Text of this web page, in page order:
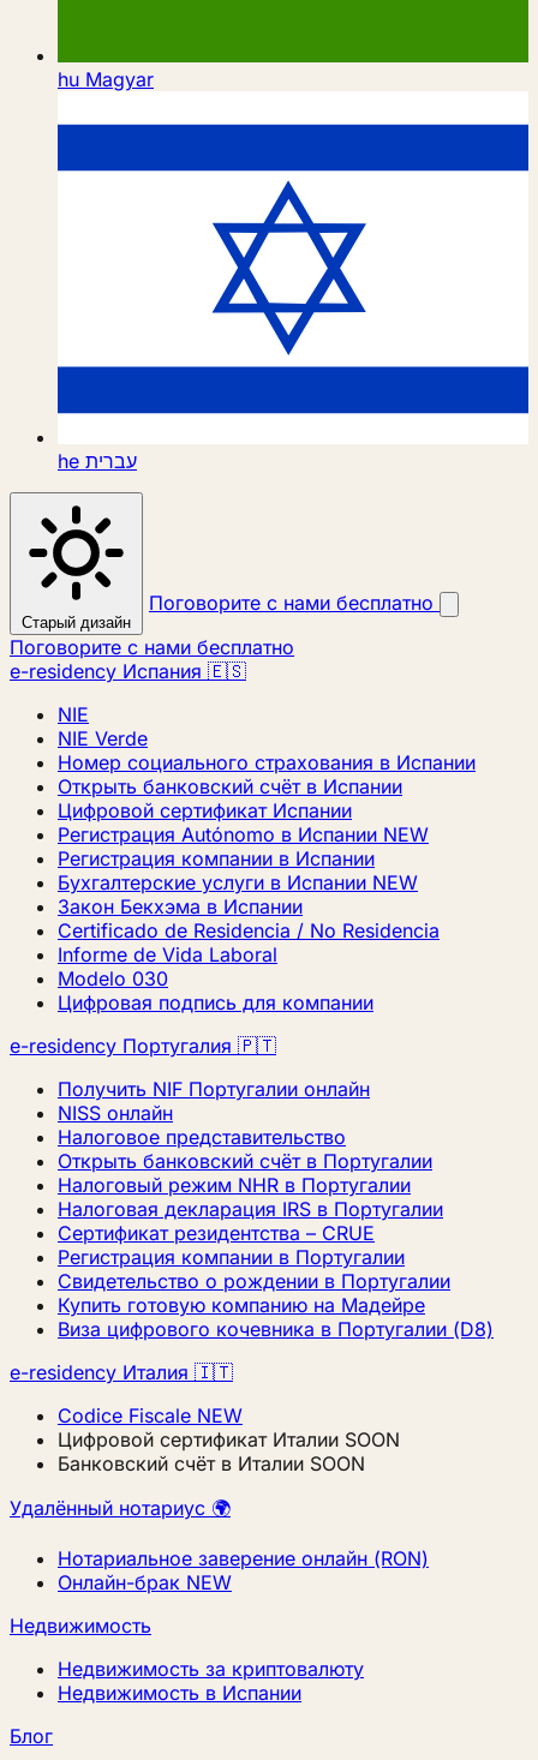
hu Magyar
he עברית
Старый дизайн
Поговорите с нами бесплатно
Поговорите с нами бесплатно
e-residency Испания 🇪🇸
NIE
NIE Verde
Номер социального страхования в Испании
Открыть банковский счёт в Испании
Цифровой сертификат Испании
Регистрация Autónomo в Испании NEW
Регистрация компании в Испании
Бухгалтерские услуги в Испании NEW
Закон Бекхэма в Испании
Certificado de Residencia / No Residencia
Informe de Vida Laboral
Modelo 030
Цифровая подпись для компании
e-residency Португалия 🇵🇹
Получить NIF Португалии онлайн
NISS онлайн
Налоговое представительство
Открыть банковский счёт в Португалии
Налоговый режим NHR в Португалии
Налоговая декларация IRS в Португалии
Сертификат резидентства – CRUE
Регистрация компании в Португалии
Свидетельство о рождении в Португалии
Купить готовую компанию на Мадейре
Виза цифрового кочевника в Португалии (D8)
e-residency Италия 🇮🇹
Codice Fiscale NEW
Цифровой сертификат Италии SOON
Банковский счёт в Италии SOON
Удалённый нотариус 🌍
Нотариальное заверение онлайн (RON)
Онлайн-брак NEW
Недвижимость
Недвижимость за криптовалюту
Недвижимость в Испании
Блог